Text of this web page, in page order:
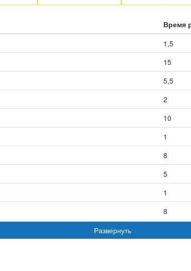
Время
1,5
15
5,5
2
10
1
8
5
1
8
Развернуть